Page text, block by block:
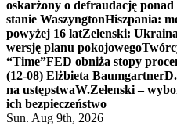
oskarżony o defraudację
stanie WaszyngtonHiszpania:
powyżej 16 latZełenski:
wersję planu pokojowego
“Time”FED obniża stopy
(12-08) Elżbieta Baumgartner
na ustępstwaW.Zełenski –
ich bezpieczeństwo
Sun. Aug 9th, 2026